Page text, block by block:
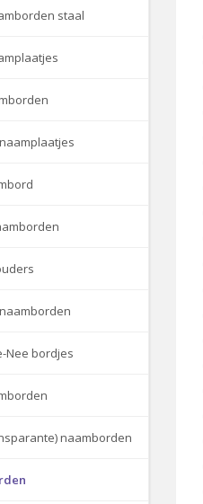
staal
Nee bordjes
naamborden